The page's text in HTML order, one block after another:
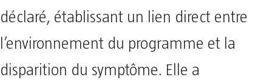
déclaré, établissant un lien direct entre
l’environnement du programme et la
disparition du symptôme. Elle a